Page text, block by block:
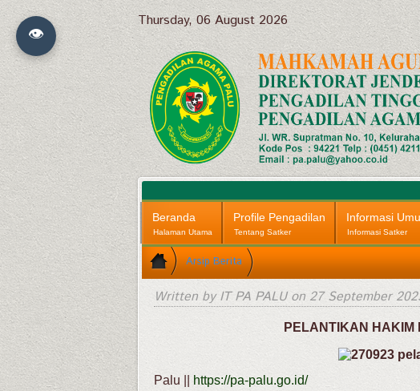
Thursday, 06 August 2026
Beranda
Halaman Utama
Profile Pengadilan
Tentang Satker
Informasi
Informasi Satker
Arsip Berita
Written by IT PA PALU on 27 September
PELANTIKAN HAKIM
Palu ||
https://pa-palu.go.id/
👁